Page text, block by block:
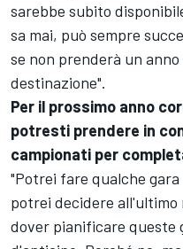
sarebbe subito
sa mai, può sempre
se non prenderà un
destinazione".
Per il prossimo anno
potresti prendere in
campionati per
"Potrei fare qualche
potrei decidere all'ultimo
dover pianificare queste